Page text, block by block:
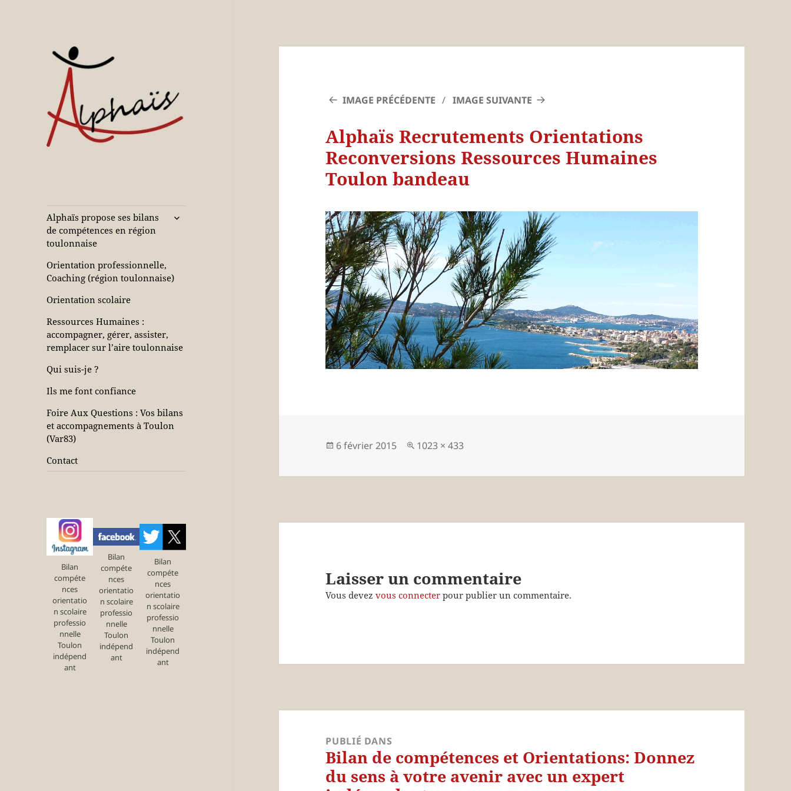
compétences et
orientations
adultes et jeunes
Alphaïs propose ses bilans
de compétences en région
toulonnaise
ouvrir
Orientation professionnelle,
Coaching (région toulonnaise)
Orientation scolaire
Ressources Humaines :
accompagner, gérer, assister,
remplacer sur l’aire toulonnaise
Qui suis-je ?
Ils me font confiance
Foire Aux Questions : Vos bilans
et accompagnements à Toulon
(Var83)
Contact
Bilan
compéte
nces
orientatio
n scolaire
professio
nnelle
Toulon
indépend
ant
Bilan
compéte
nces
orientatio
n scolaire
professio
nnelle
Toulon
indépend
ant
Bilan
compéte
nces
orientatio
n scolaire
professio
nnelle
Toulon
indépend
ant
IMAGE PRÉCÉDENTE IMAGE SUIVANTE
Alphaïs Recrutements Orientations
Reconversions Ressources Humaines
Toulon bandeau
Publié
6 février 2015
Taille
1023 × 433
Laisser un commentaire
Vous devezvous connecter pour publier un commentaire.
PUBLIÉ DANS
Bilan de compétences et Orientations: Donnez
du sens à votre avenir avec un expert